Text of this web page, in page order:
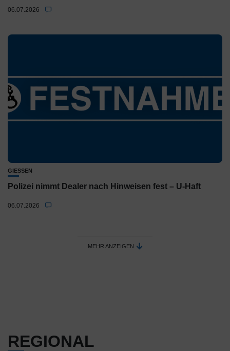
06.07.2026
GIESSEN
Polizei nimmt Dealer nach Hinweisen fest – U-Haft
06.07.2026
MEHR ANZEIGEN
REGIONAL